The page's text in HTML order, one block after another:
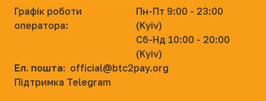
Графік роботи
оператора:
Пн-Пт 9:00 - 23:00
(Kyiv)
Сб-Нд 10:00 - 20:00
(Kyiv)
Ел. пошта: official@btc2pay.org
Підтримка Telegram